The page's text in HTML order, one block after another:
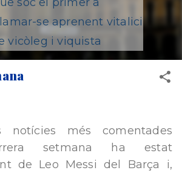
se aprenent vitalici
vicòleg i viquista
més comentades
setmana ha estat
de Leo Messi del Barça i,